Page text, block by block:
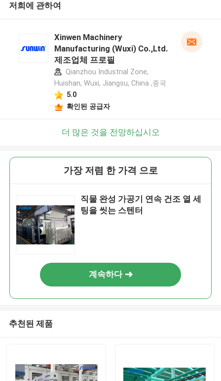
저희에 관하여
Xinwen Machinery
Manufacturing (Wuxi) Co.,Ltd.
제조업체 프로필
Qianzhou Industrial Zone,
Huishan, Wuxi, Jiangsu, China ,중국
5.0
확인된 공급자
더 많은 것을 전망하십시오
가장 저렴 한 가격 으로
직물 완성 가공기 연속 건조 열 세
팅을 씻는 스텐터
계속하다
추천된 제품